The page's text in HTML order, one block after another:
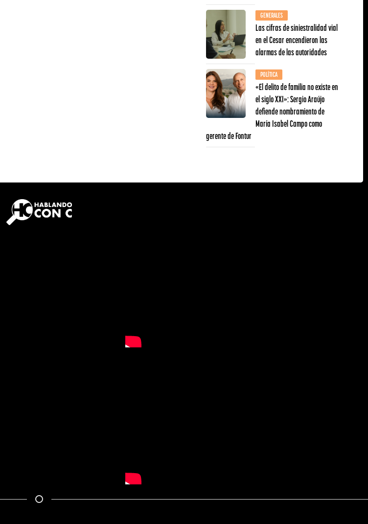
GENERALES
Las cifras de siniestralidad vial
en el Cesar encendieron las
alarmas de las autoridades
POLÍTICA
«El delito de familia no existe en
el siglo XXI»: Sergio Araújo
defiende nombramiento de
María Isabel Campo como
gerente de Fontur